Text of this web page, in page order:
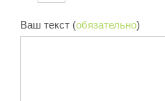
Ваш текст (обязательно)